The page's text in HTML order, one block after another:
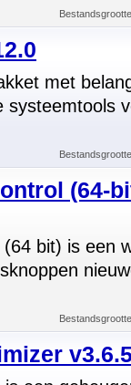
met
systeemtools
(64-
bit) is een